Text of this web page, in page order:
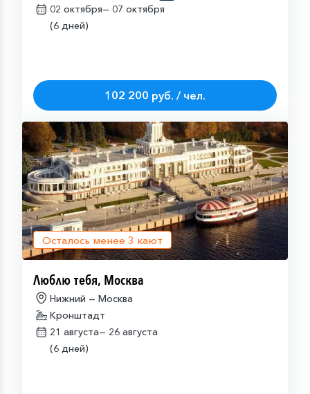
02 октября— 07 октября
(6 дней)
102 200 руб. / чел.
Осталось менее 3 кают
Люблю тебя, Москва
Нижний — Москва
Кронштадт
21 августа— 26 августа
(6 дней)